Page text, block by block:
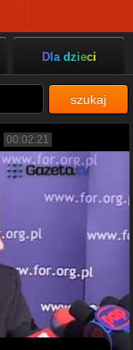
Dla dzieci
szukaj
00:02:21